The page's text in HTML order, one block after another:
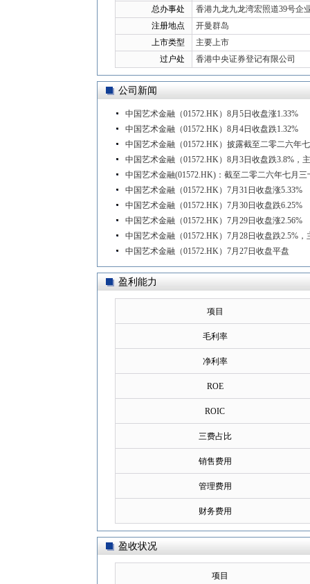
总办事处
香港九龙九龙湾宏照道39号企
注册地点
开曼群岛
上市类型
主要上市
过户处
香港中央证券登记有限公司
公司新闻
中国艺术金融（01572.HK）8月5日收盘涨1.33%
中国艺术金融（01572.HK）8月4日收盘跌1.32%
中国艺术金融（01572.HK）披露截至二零二六年
中国艺术金融（01572.HK）8月3日收盘跌3.8%，
中国艺术金融(01572.HK)：截至二零二六年七月
中国艺术金融（01572.HK）7月31日收盘涨5.33%
中国艺术金融（01572.HK）7月30日收盘跌6.25%
中国艺术金融（01572.HK）7月29日收盘涨2.56%
中国艺术金融（01572.HK）7月28日收盘跌2.5%
中国艺术金融（01572.HK）7月27日收盘平盘
盈利能力
项目
毛利率
净利率
ROE
ROIC
三费占比
销售费用
管理费用
财务费用
盈收状况
项目